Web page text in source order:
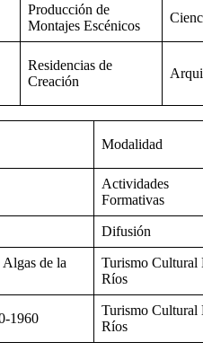
Producción de
Montajes Escénicos
Residencias de
Creación
Modalidad
Actividades
Formativas
Difusión
de la
Turismo Cultural
Ríos
1960
Turismo Cultural
Ríos